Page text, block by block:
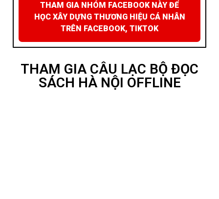
THAM GIA NHÓM FACEBOOK NÀY ĐỂ
HỌC XÂY DỰNG THƯƠNG HIỆU CÁ NHÂN
TRÊN FACEBOOK, TIKTOK
THAM GIA CÂU LẠC BỘ ĐỌC
SÁCH HÀ NỘI OFFLINE